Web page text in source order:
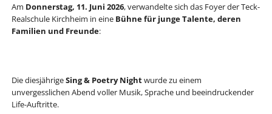
Am Donnerstag, 11. Juni 2026, verwandelte sich das Foyer der Teck-
Realschule Kirchheim in eine Bühne für junge Talente, deren
Familien und Freunde:
Die diesjährigeSing & Poetry Nightwurde zu einem
unvergesslichen Abend voller Musik, Sprache und beeindruckender
Life-Auftritte.